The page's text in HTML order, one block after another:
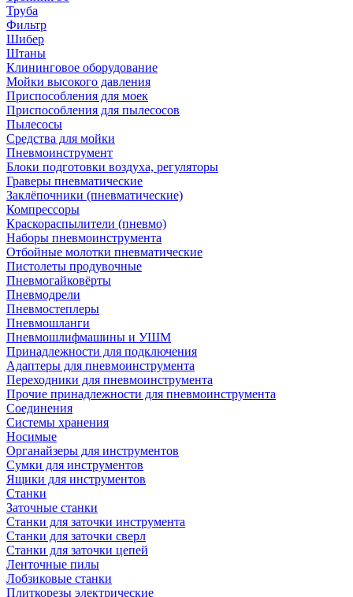
Труба
Фильтр
Шибер
Штаны
Клининговое оборудование
Мойки высокого давления
Приспособления для моек
Приспособления для пылесосов
Пылесосы
Средства для мойки
Пневмоинструмент
Блоки подготовки воздуха, регуляторы
Граверы пневматические
Заклёпочники (пневматические)
Компрессоры
Краскораспылители (пневмо)
Наборы пневмоинструмента
Отбойные молотки пневматические
Пистолеты продувочные
Пневмогайковёрты
Пневмодрели
Пневмостеплеры
Пневмошланги
Пневмошлифмашины и УШМ
Принадлежности для подключения
Адаптеры для пневмоинструмента
Переходники для пневмоинструмента
Прочие принадлежности для пневмоинструмента
Соединения
Системы хранения
Носимые
Органайзеры для инструментов
Сумки для инструментов
Ящики для инструментов
Станки
Заточные станки
Станки для заточки инструмента
Станки для заточки сверл
Станки для заточки цепей
Ленточные пилы
Лобзиковые станки
Плиткорезы электрические